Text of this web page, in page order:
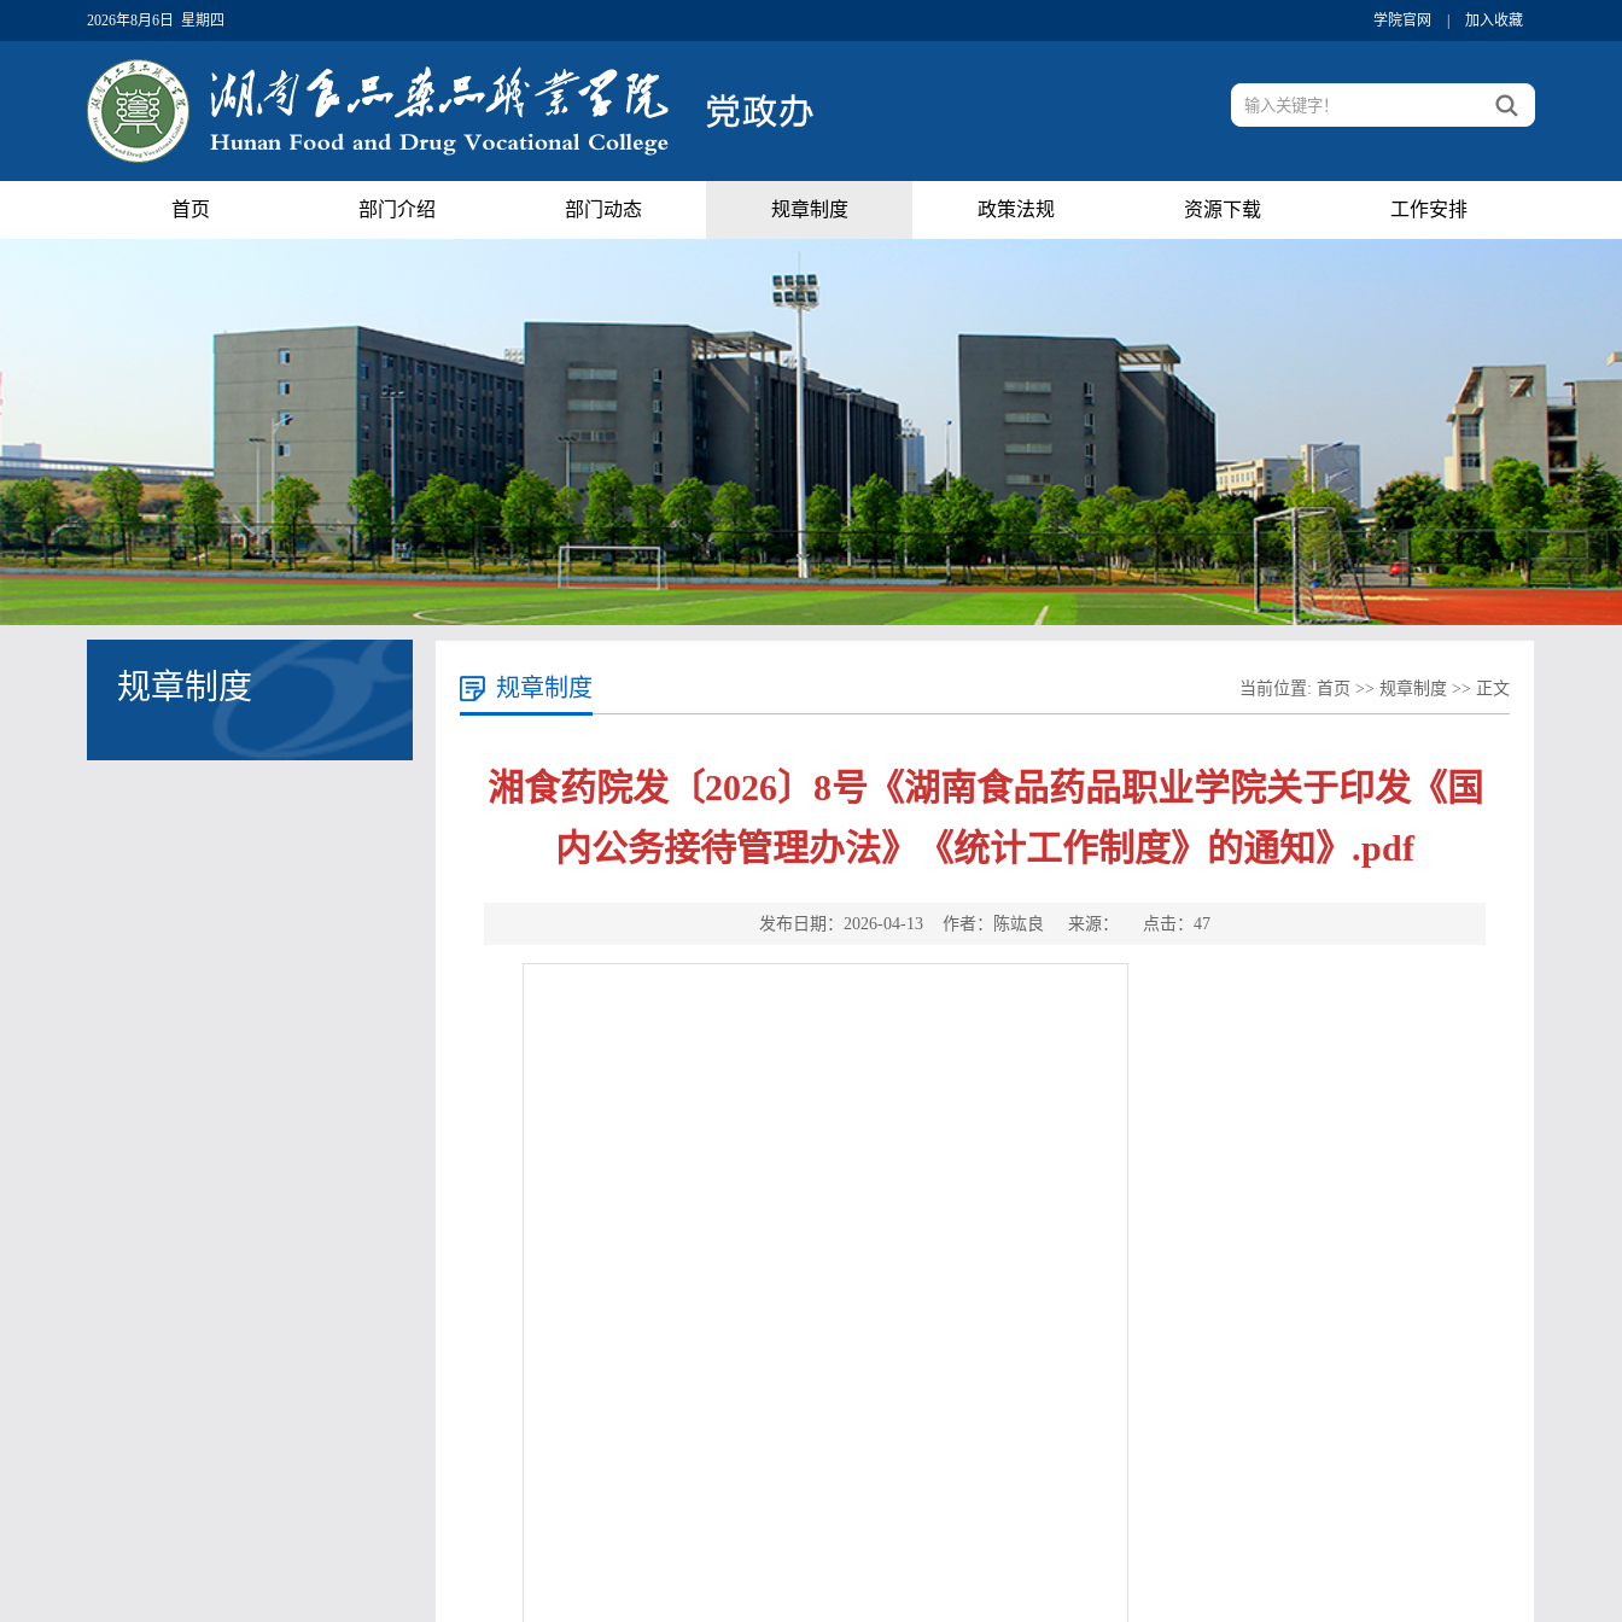
2026年8月6日 星期四 学院官网 加入收藏
首页 部门介绍 部门动态 规章制度 政策法规 资源下载 工作安排
规章制度 规章制度 当前位置: 首页 >> 规章制度 >> 正文
湘食药院发〔2026〕8号《湖南食品药品职业学院关于印发《国
内公务接待管理办法》《统计工作制度》的通知》.pdf
发布日期：2026-04-13 作者：陈竑良 来源： 点击： 47